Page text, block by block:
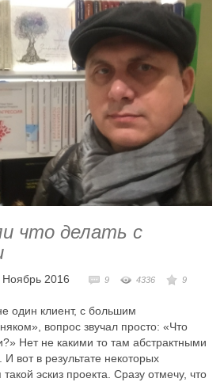
что делать с
Ноябрь 2016 9 4336 9
один клиент, с большим
вопрос звучал просто: «Что
Нет не какими то там абстрактными
вот в результате некоторых
эскиз проекта. Сразу отмечу, что